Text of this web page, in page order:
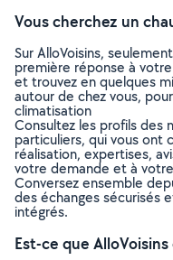
Vous cherchez un
Sur AlloVoisins,
première réponse à
et trouvez en quelques
autour de chez vous,
climatisation
Consultez les profils des
particuliers, qui vous ont
réalisation, expertises,
votre demande et à
Conversez ensemble
des échanges sécurisés
intégrés.
Est-ce que